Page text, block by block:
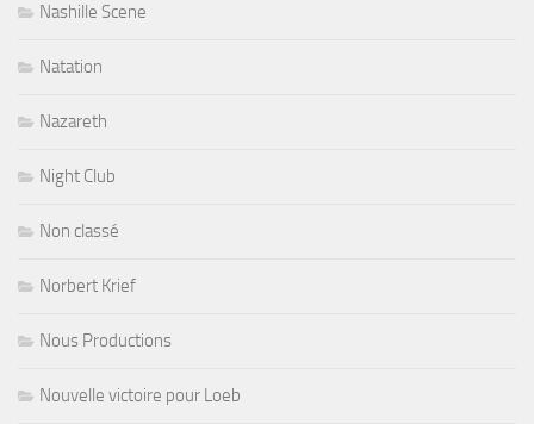
Nashille Scene
Natation
Nazareth
Night Club
Non classé
Norbert Krief
Nous Productions
Nouvelle victoire pour Loeb